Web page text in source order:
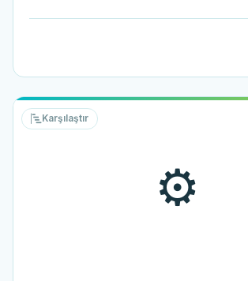
⚙️
Karşılaştır